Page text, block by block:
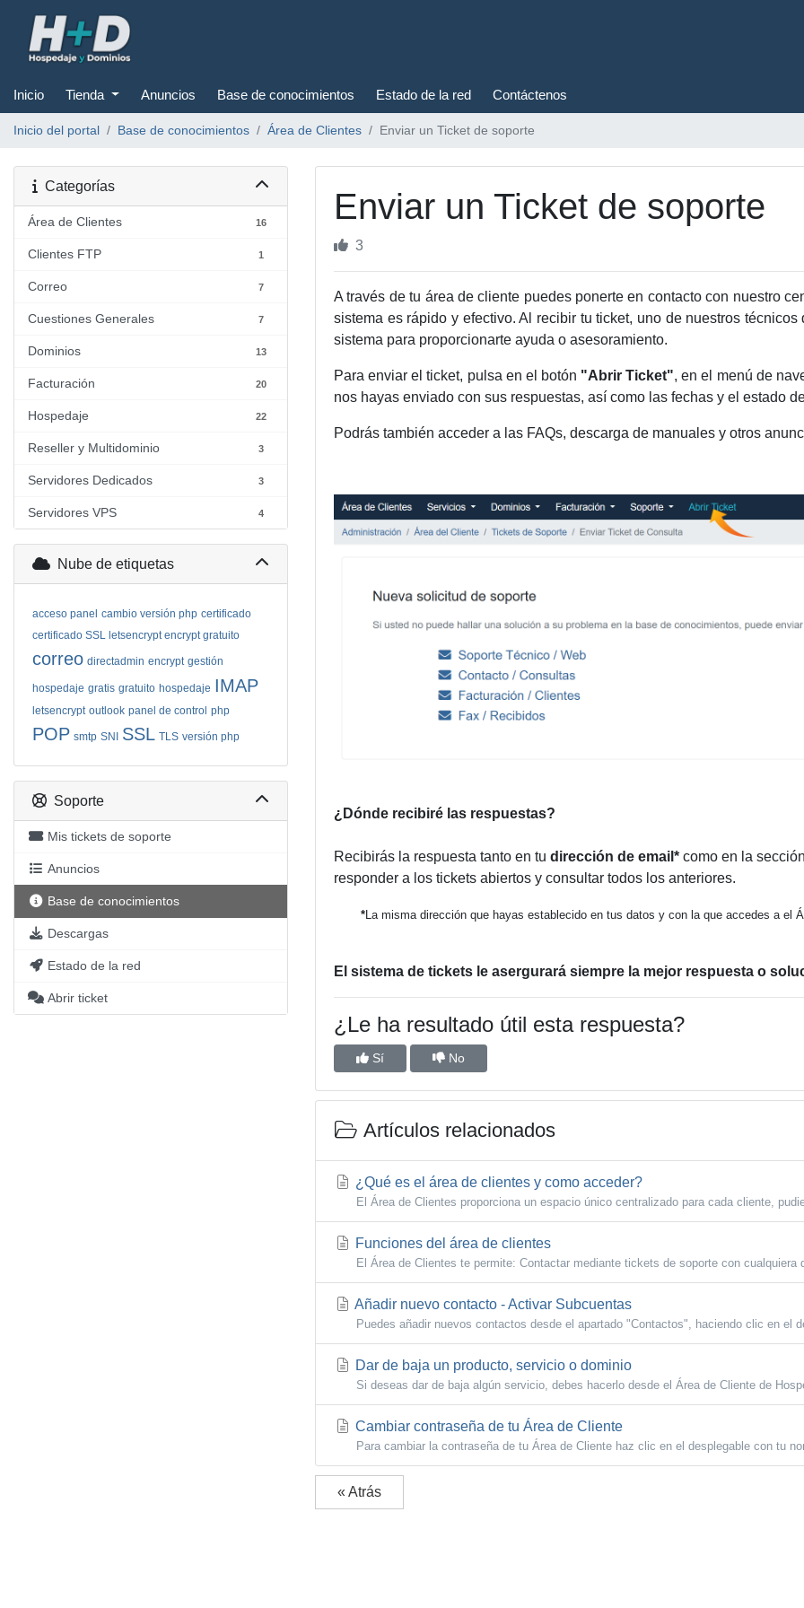
Inicio Tienda Anuncios Base de conocimientos Estado de la red Contáctenos
Inicio del portal Base de conocimientos Área de Clientes Enviar un Ticket de soporte
Categorías
Área de Clientes 16
Clientes FTP 1
Correo 7
Cuestiones Generales 7
Dominios 13
Facturación 20
Hospedaje 22
Reseller y Multidominio 3
Servidores Dedicados 3
Servidores VPS 4
Nube de etiquetas
acceso panel cambio versión php certificado
certificado SSL letsencrypt encrypt gratuito
correo directadmin encrypt gestión
hospedaje gratis gratuito hospedaje IMAP
letsencrypt outlook panel de control php
POP smtp SNI SSL TLS versión php
Soporte
Mis tickets de soporte
Anuncios
Base de conocimientos
Descargas
Estado de la red
Abrir ticket
Enviar un Ticket de soporte
3
A través de tu área de cliente puedes ponerte en contacto con nuestro
sistema es rápido y efectivo. Al recibir tu ticket, uno de nuestros
sistema para proporcionarte ayuda o asesoramiento.
Para enviar el ticket, pulsa en el botón "Abrir Ticket", en el menú de
nos hayas enviado con sus respuestas, así como las fechas y el estado
Podrás también acceder a las FAQs, descarga de manuales y otros
¿Dónde recibiré las respuestas?
Recibirás la respuesta tanto en tu dirección de email* como en la
responder a los tickets abiertos y consultar todos los anteriores.
*La misma dirección que hayas establecido en tus datos y con la que accedes a el
El sistema de tickets le asergurará siempre la mejor respuesta o
¿Le ha resultado útil esta respuesta?
Sí No
Artículos relacionados
¿Qué es el área de clientes y como acceder?
El Área de Clientes proporciona un espacio único centralizado para cada cliente,
Funciones del área de clientes
El Área de Clientes te permite: Contactar mediante tickets de soporte con cualquiera
Añadir nuevo contacto - Activar Subcuentas
Puedes añadir nuevos contactos desde el apartado "Contactos", haciendo clic en el
Dar de baja un producto, servicio o dominio
Si deseas dar de baja algún servicio, debes hacerlo desde el Área de Cliente de
Cambiar contraseña de tu Área de Cliente
Para cambiar la contraseña de tu Área de Cliente haz clic en el desplegable con tu
« Atrás